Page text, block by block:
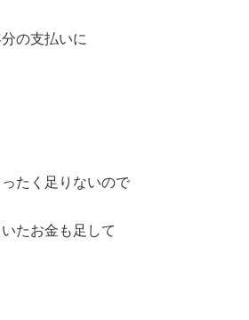
の支払いに
たく足りないので
たお金も足して